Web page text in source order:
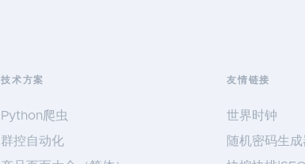
技术方案
Python爬虫
群控自动化
友情链接
世界时钟
随机密码生成